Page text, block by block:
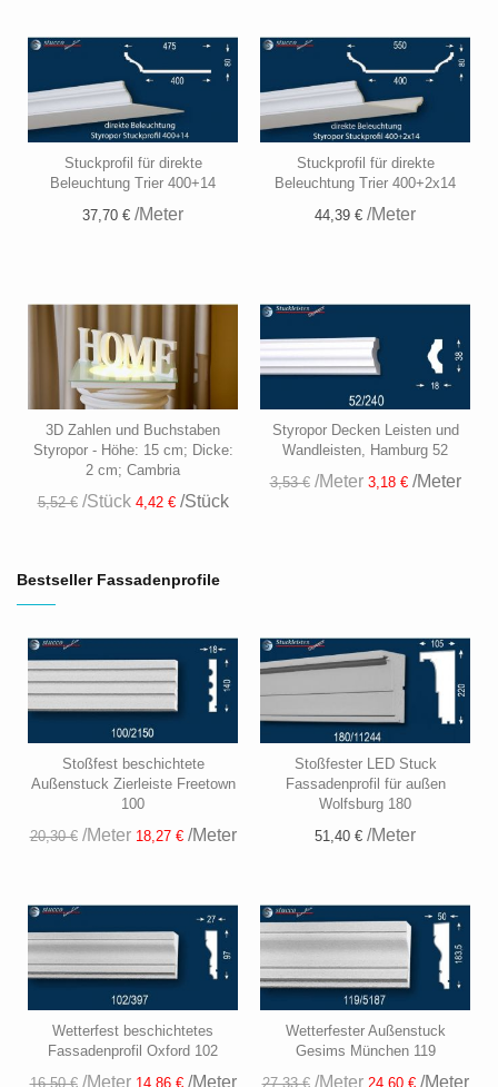
Stuckprofil für direkte
Beleuchtung Trier 400+14
37,70 € /Meter
Stuckprofil für direkte
Beleuchtung Trier 400+2x14
44,39 € /Meter
3D Zahlen und Buchstaben
Styropor - Höhe: 15 cm; Dicke:
2 cm; Cambria
5,52 €/Stück 4,42 €/Stück
Styropor Decken Leisten und
Wandleisten, Hamburg 52
3,53 €/Meter 3,18 €/Meter
Bestseller Fassadenprofile
Stoßfest beschichtete
Außenstuck Zierleiste Freetown
100
20,30 €/Meter 18,27 €/Meter
Stoßfester LED Stuck
Fassadenprofil für außen
Wolfsburg 180
51,40 € /Meter
Wetterfest beschichtetes
Fassadenprofil Oxford 102
16,50 €/Meter 14,86 €/Meter
Wetterfester Außenstuck
Gesims München 119
27,33 €/Meter 24,60 €/Meter